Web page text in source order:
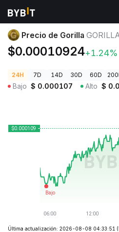
Precios de Criptomonedas Precio
Precio de Gorilla
$0.00010924+1.24%
24H 7D 14D 30D 60D
Bajo $ 0.000107 Alto $
Última actualización: 2026-08-08 04:33:51